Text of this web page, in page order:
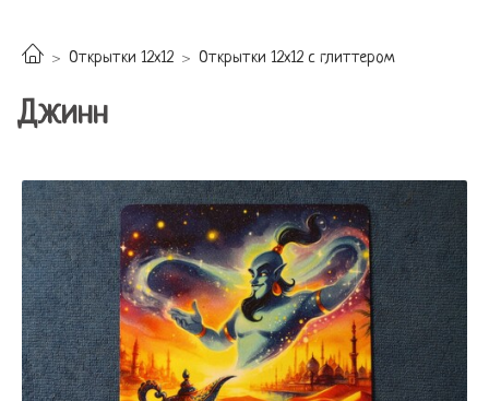
Открытки 12х12 Открытки 12х12 с глиттером
Джинн